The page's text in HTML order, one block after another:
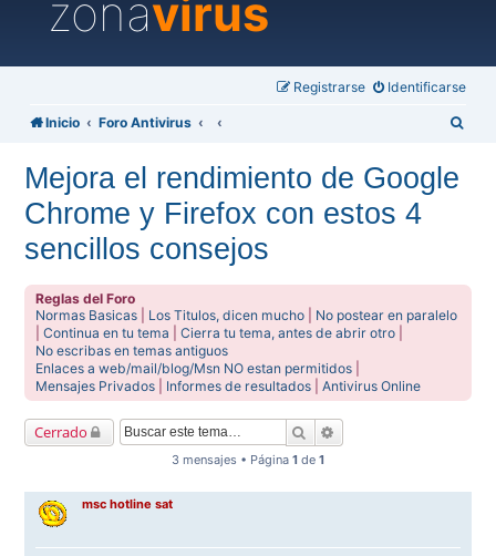
zonavirus
Identificarse
Registrarse
Inicio Foro Antivirus
Mejora el rendimiento de Google
Chrome y Firefox con estos 4
sencillos consejos
Reglas del Foro
Normas Basicas
Los Titulos, dicen mucho
No postear en paralelo
|Continua en tu tema |Cierra tu tema, antes de abrir otro
No escribas en temas antiguos
Enlaces a web/mail/blog/Msn NO estan permitidos
Mensajes Privados
Informes de resultados |Antivirus Online
Cerrado Buscar
3 mensajes • Página 1 de 1
msc hotline sat